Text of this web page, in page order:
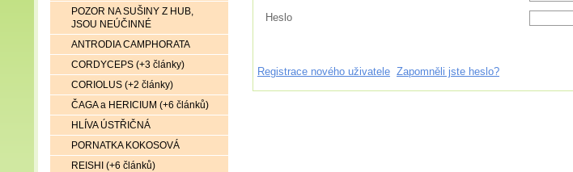
Heslo
Registrace nového uživatele Zapomněli jste heslo?
POZOR NA SUŠINY Z HUB,
JSOU NEÚČINNÉ
ANTRODIA CAMPHORATA
CORDYCEPS (+3 články)
CORIOLUS (+2 články)
ČAGA a HERICIUM (+6 článků)
HLÍVA ÚSTŘIČNÁ
PORNATKA KOKOSOVÁ
REISHI (+6 článků)